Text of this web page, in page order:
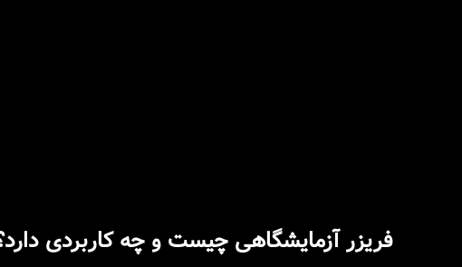
فریزر آزمایشگاهی چیست و چه کاربردی